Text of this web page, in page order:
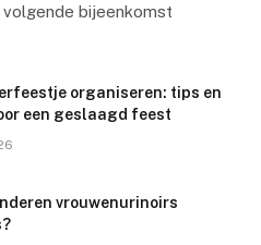
volgende bijeenkomst
organiseren: tips en
een geslaagd feest
vrouwenurinoirs